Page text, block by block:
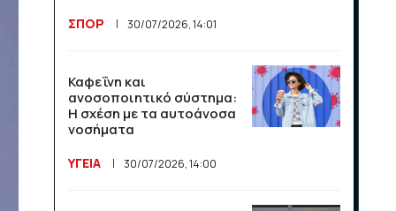
ΣΠΟΡ 30/07/2026, 14:01
Καφεΐνη και
ανοσοποιητικό σύστημα:
Η σχέση με τα αυτοάνοσα
νοσήματα
ΥΓΕΙΑ 30/07/2026, 14:00